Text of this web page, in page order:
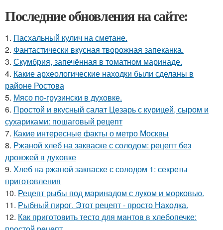
Последние обновления на сайте:
1. Пасхальный кулич на сметане.
2. Фантастически вкусная творожная запеканка.
3. Скумбрия, запечённая в томатном маринаде.
4. Какие археологические находки были сделаны в
районе Ростова
5. Мясо по-грузински в духовке.
6. Простой и вкусный салат Цезарь с курицей, сыром и
сухариками: пошаговый рецепт
7. Какие интересные факты о метро Москвы
8. Ржаной хлеб на закваске с солодом: рецепт без
дрожжей в духовке
9. Хлеб на ржаной закваске с солодом 1: секреты
приготовления
10. Рецепт рыбы под маринадом с луком и морковью.
11. Рыбный пирог. Этот рецепт - просто Находка.
12. Как приготовить тесто для мантов в хлебопечке: